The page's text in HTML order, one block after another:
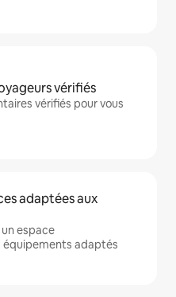
vérifiés
vérifiés pour vous
adaptées aux
espace
adaptés